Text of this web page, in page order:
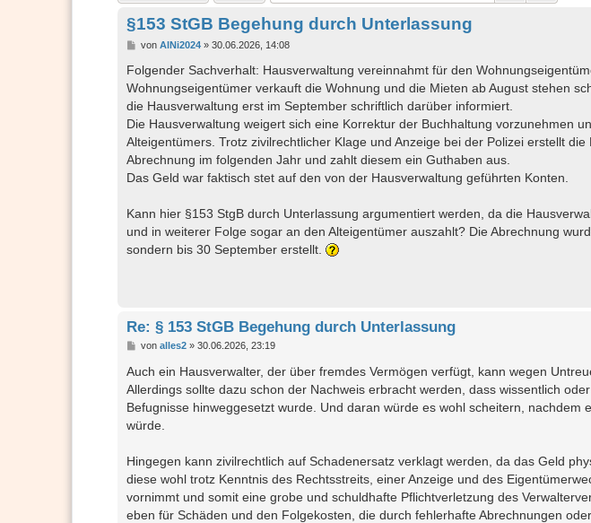
§153 StGB Begehung durch Unterlassung
B
i
r
a
g
von AlNi2024» 30.06.2026, 14:08
Folgender Sachverhalt: Hausverwaltung vereinnahmt für den
Wohnungseigentümer verkauft die Wohnung und die Mieten ab August stehen
die Hausverwaltung erst im September schriftlich darüber informiert.
Die Hausverwaltung weigert sich eine Korrektur der Buchhaltung vorzunehmen
Alteigentümers. Trotz zivilrechtlicher Klage und Anzeige bei der Polizei erstellt
Abrechnung im folgenden Jahr und zahlt diesem ein Guthaben aus.
Das Geld war faktisch stet auf den von der Hausverwaltung geführten Konten.
Kann hier §153 StgB durch Unterlassung argumentiert werden, da die
und in weiterer Folge sogar an den Alteigentümer auszahlt? Die Abrechnung
sondern bis 30 September erstellt.
Re: § 153 StGB Begehung durch Unterlassung
B
i
t
r
g
von alles2» 30.06.2026, 23:19
Auch ein Hausverwalter, der über fremdes Vermögen verfügt, kann wegen
Allerdings sollte dazu schon der Nachweis erbracht werden, dass wissentlich
Befugnisse hinweggesetzt wurde. Und daran würde es wohl scheitern, nachdem
würde.
Hingegen kann zivilrechtlich auf Schadenersatz verklagt werden, da das Geld
diese wohl trotz Kenntnis des Rechtsstreits, einer Anzeige und des
vornimmt und somit eine grobe und schuldhafte Pflichtverletzung des
eben für Schäden und den Folgekosten, die durch fehlerhafte Abrechnungen